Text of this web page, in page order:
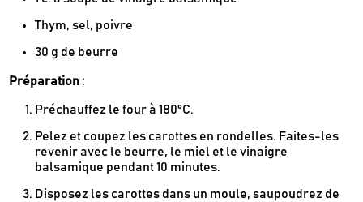
Thym, sel, poivre
30 g de beurre
Préparation :
Préchauffez le four à 180°C.
Pelez et coupez les carottes en rondelles. Faites-les
revenir avec le beurre, le miel et le vinaigre
balsamique pendant 10 minutes.
Disposez les carottes dans un moule, saupoudrez de